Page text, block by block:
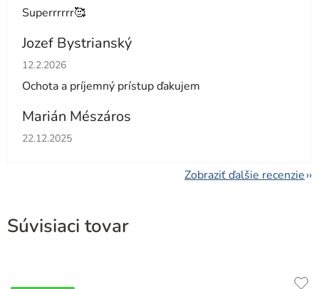
Superrrrrr🥰
Jozef Bystrianský
Hodnotenie obchodu je 5 z 5 hviezdičiek.
12.2.2026
Ochota a príjemný prístup ďakujem
Marián Mészáros
Hodnotenie obchodu je 5 z 5 hviezdičiek.
22.12.2025
Zobraziť ďalšie recenzie
Súvisiaci tovar